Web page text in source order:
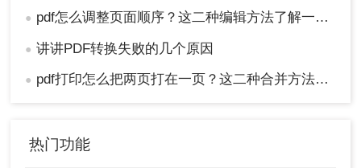
● pdf怎么调整页面顺序？这二种编辑方法了解一下！
● 讲讲PDF转换失败的几个原因
● pdf打印怎么把两页打在一页？这二种合并方法了解一下！
热门功能